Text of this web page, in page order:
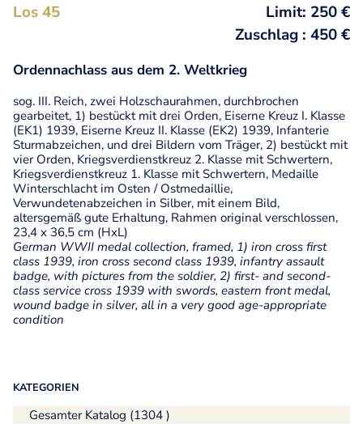
KATEGORIEN
Gesamter Katalog (1304 )
Los 45
Limit: 250 €
Zuschlag : 450 €
Ordennachlass aus dem 2. Weltkrieg
sog. III. Reich, zwei Holzschaurahmen, durchbrochen
gearbeitet, 1) bestückt mit drei Orden, Eiserne Kreuz I. Klasse
(EK1) 1939, Eiserne Kreuz II. Klasse (EK2) 1939, Infanterie
Sturmabzeichen, und drei Bildern vom Träger, 2) bestückt mit
vier Orden, Kriegsverdienstkreuz 2. Klasse mit Schwertern,
Kriegsverdienstkreuz 1. Klasse mit Schwertern, Medaille
Winterschlacht im Osten / Ostmedaillie,
Verwundetenabzeichen in Silber, mit einem Bild,
altersgemäß gute Erhaltung, Rahmen original verschlossen,
23,4 x 36,5 cm (HxL)
German WWII medal collection, framed, 1) iron cross first
class 1939, iron cross second class 1939, infantry assault
badge, with pictures from the soldier, 2) first- and second-
class service cross 1939 with swords, eastern front medal,
wound badge in silver, all in a very good age-appropriate
condition